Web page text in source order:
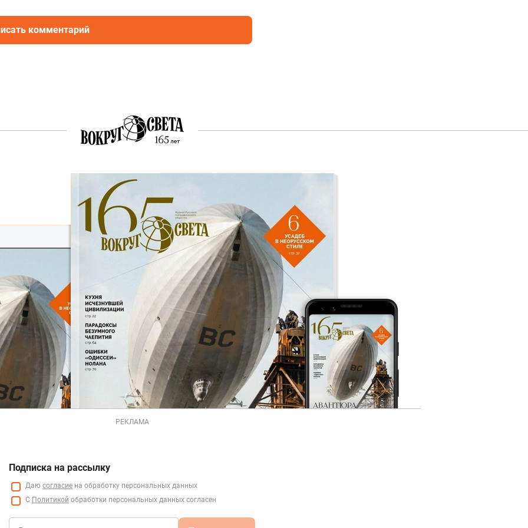
комментарий
РЕКЛАМА
Подписка на рассылку
Даю согласие на обработку персональных данных
С Политикой обработки персональных данных согласен